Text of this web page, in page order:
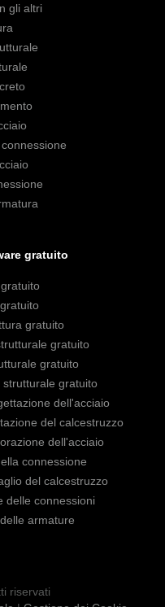
gli altri
gratuito
gratuito
gratuito
gratuito
gratuito
dell'acciaio
del calcestruzzo
dell'acciaio
connessione
del calcestruzzo
delle connessioni
armature
riservati